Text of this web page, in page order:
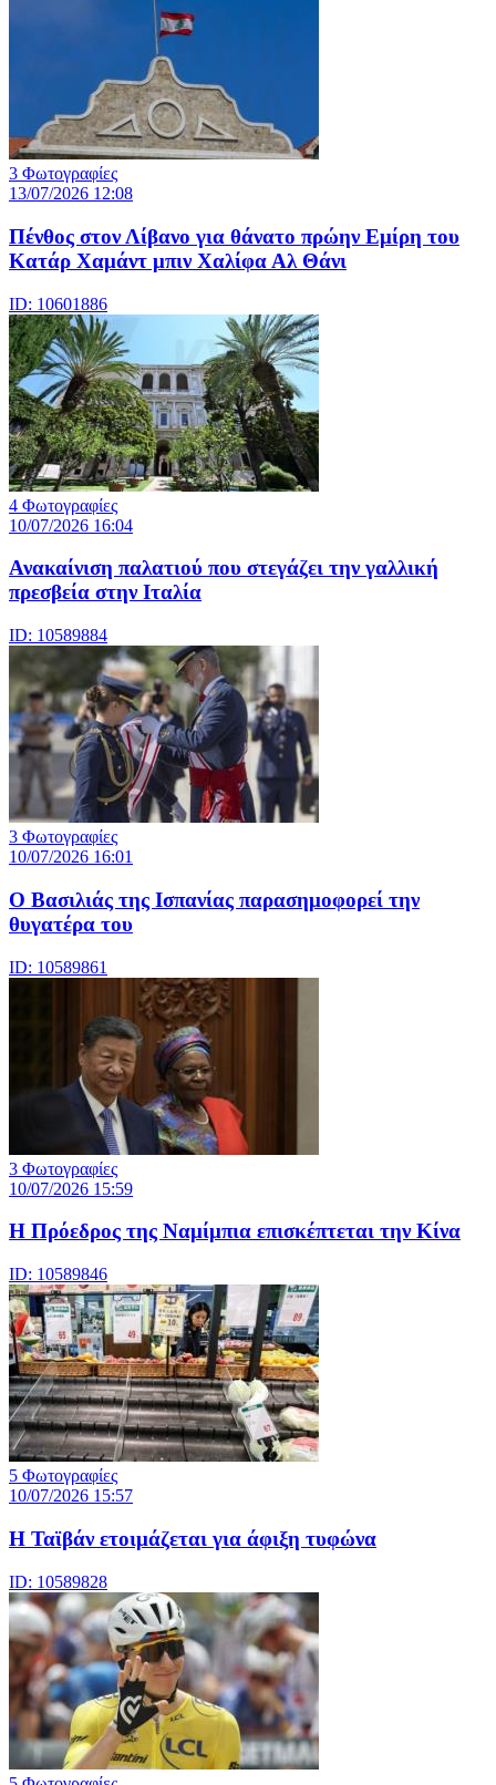
3 Φωτογραφίες
13/07/2026 12:08
Πένθος στον Λίβανο για θάνατο πρώην Εμίρη του
Κατάρ Χαμάντ μπιν Χαλίφα Αλ Θάνι
ID: 10601886
4 Φωτογραφίες
10/07/2026 16:04
Ανακαίνιση παλατιού που στεγάζει την γαλλική
πρεσβεία στην Ιταλία
ID: 10589884
3 Φωτογραφίες
10/07/2026 16:01
Ο Βασιλιάς της Ισπανίας παρασημοφορεί την
θυγατέρα του
ID: 10589861
3 Φωτογραφίες
10/07/2026 15:59
Η Πρόεδρος της Ναμίμπια επισκέπτεται την Κίνα
ID: 10589846
5 Φωτογραφίες
10/07/2026 15:57
Η Ταϊβάν ετοιμάζεται για άφιξη τυφώνα
ID: 10589828